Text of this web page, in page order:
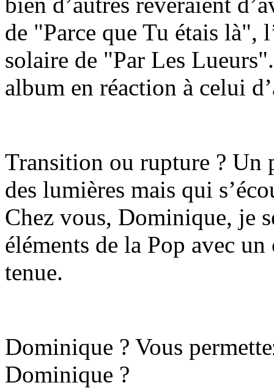
de "Parce que Tu étais là",
solaire de "Par Les
album en réaction à celui
Transition ou rupture ? Un
des lumières mais qui
Chez vous, Dominique, je
éléments de la Pop avec
tenue.
Dominique ? Vous
Dominique ?